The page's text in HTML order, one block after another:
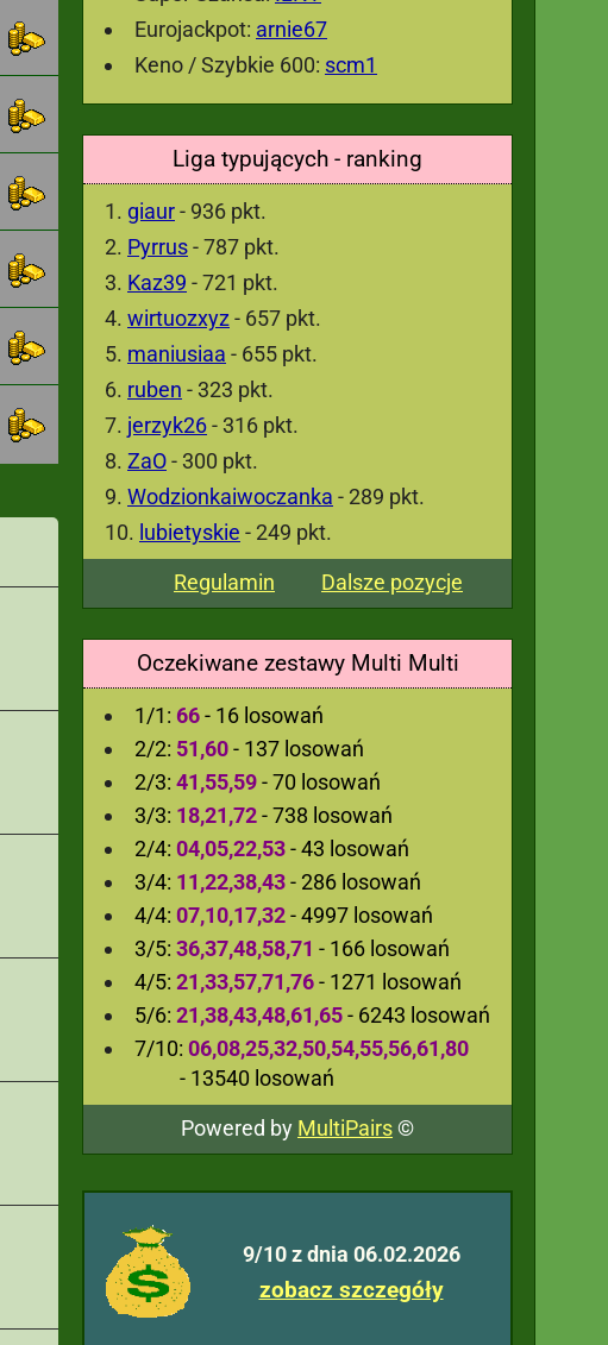
Eurojackpot: arnie67
Keno / Szybkie 600: scm1
Liga typujących - ranking
giaur- 936 pkt.
Pyrrus- 787 pkt.
Kaz39 - 721 pkt.
wirtuozxyz - 657 pkt.
maniusiaa - 655 pkt.
ruben - 323 pkt.
jerzyk26- 316 pkt.
ZaO- 300 pkt.
Wodzionkaiwoczanka - 289 pkt.
lubietyskie - 249 pkt.
Regulamin
Dalsze pozycje
Oczekiwane zestawy Multi Multi
1/1: 66- 16 losowań
2/2: 51,60- 137 losowań
2/3: 41,55,59- 70 losowań
3/3: 18,21,72- 738 losowań
2/4: 04,05,22,53- 43 losowań
3/4: 11,22,38,43- 286 losowań
4/4: 07,10,17,32- 4997 losowań
3/5: 36,37,48,58,71 - 166 losowań
4/5: 21,33,57,71,76- 1271 losowań
5/6: 21,38,43,48,61,65- 6243 losowań
7/10: 06,08,25,32,50,54,55,56,61,80
- 13540 losowań
Powered by MultiPairs©
9/10 z dnia 06.02.2026
zobacz szczegóły